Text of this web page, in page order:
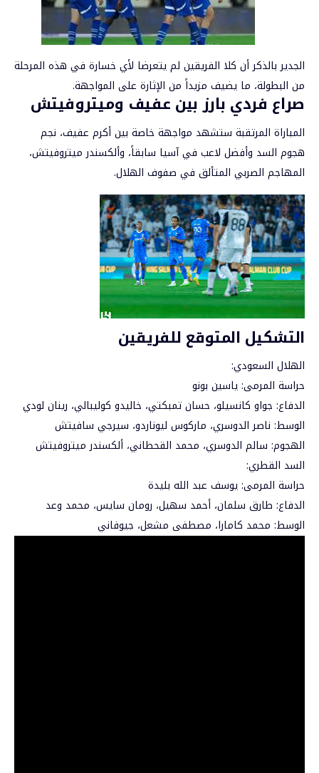
الجدير بالذكر أن كلا الفريقين لم يتعرضا لأي خسارة في هذه المرحلة
من البطولة، ما يضيف مزيداً من الإثارة على المواجهة.
صراع فردي بارز بين عفيف وميتروفيتش
المباراة المرتقبة ستشهد مواجهة خاصة بين أكرم عفيف، نجم
هجوم السد وأفضل لاعب في آسيا سابقاً، وألكسندر ميتروفيتش،
المهاجم الصربي المتألق في صفوف الهلال.
التشكيل المتوقع للفريقين
الهلال السعودي:
حراسة المرمى: ياسين بونو
الدفاع: جواو كانسيلو، حسان تمبكتي، خاليدو كوليبالي، رينان لودي
الوسط: ناصر الدوسري، ماركوس ليوناردو، سيرجي سافيتش
الهجوم: سالم الدوسري، محمد القحطاني، ألكسندر ميتروفيتش
السد القطري:
حراسة المرمى: يوسف عبد الله بليدة
الدفاع: طارق سلمان، أحمد سهيل، رومان سايس، محمد وعد
الوسط: محمد كامارا، مصطفى مشعل، جيوفاني